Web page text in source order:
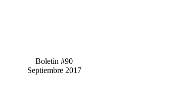
Boletín #90
Septiembre 2017